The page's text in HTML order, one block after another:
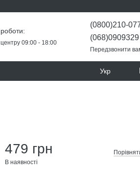
центру 09:00 - 18:00
(0800)210-
(068)0909329
Передзвонити
Укр
479 грн
В наявності